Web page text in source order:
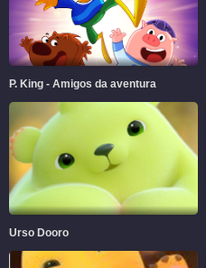
P. King - Amigos da aventura
Urso Dooro